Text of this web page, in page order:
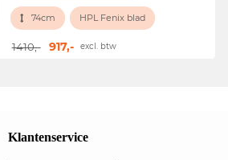
74cm HPL Fenix blad
1410,- 917,- excl. btw
Klantenservice